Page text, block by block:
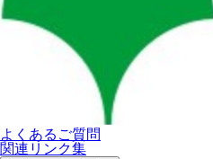
よくあるご質問
関連リンク集